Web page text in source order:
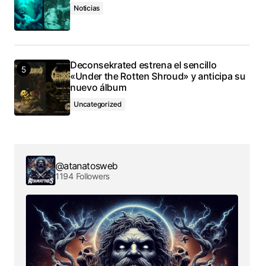
Noticias
Deconsekrated estrena el sencillo
«Under the Rotten Shroud» y anticipa su
nuevo álbum
Uncategorized
@atanatosweb
1194 Followers